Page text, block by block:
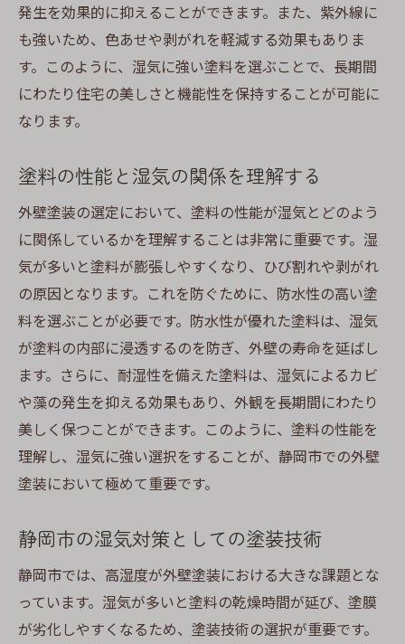
発生を効果的に抑えることができます。また、紫外線に
も強いため、色あせや剥がれを軽減する効果もありま
す。このように、湿気に強い塗料を選ぶことで、長期間
にわたり住宅の美しさと機能性を保持することが可能に
なります。
塗料の性能と湿気の関係を理解する
外壁塗装の選定において、塗料の性能が湿気とどのよう
に関係しているかを理解することは非常に重要です。湿
気が多いと塗料が膨張しやすくなり、ひび割れや剥がれ
の原因となります。これを防ぐために、防水性の高い塗
料を選ぶことが必要です。防水性が優れた塗料は、湿気
が塗料の内部に浸透するのを防ぎ、外壁の寿命を延ばし
ます。さらに、耐湿性を備えた塗料は、湿気によるカビ
や藻の発生を抑える効果もあり、外観を長期間にわたり
美しく保つことができます。このように、塗料の性能を
理解し、湿気に強い選択をすることが、静岡市での外壁
塗装において極めて重要です。
静岡市の湿気対策としての塗装技術
静岡市では、高湿度が外壁塗装における大きな課題とな
っています。湿気が多いと塗料の乾燥時間が延び、塗膜
が劣化しやすくなるため、塗装技術の選択が重要です。